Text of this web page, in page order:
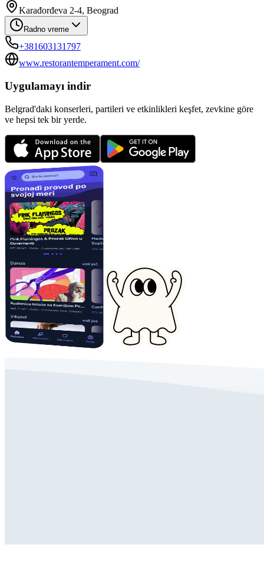
Karađorđeva 2-4, Beograd
Radno vreme
+381603131797
www.restorantemperament.com/
Uygulamayı indir
Belgrad'daki konserleri, partileri ve etkinlikleri keşfet, zevkine göre
ve hepsi tek bir yerde.